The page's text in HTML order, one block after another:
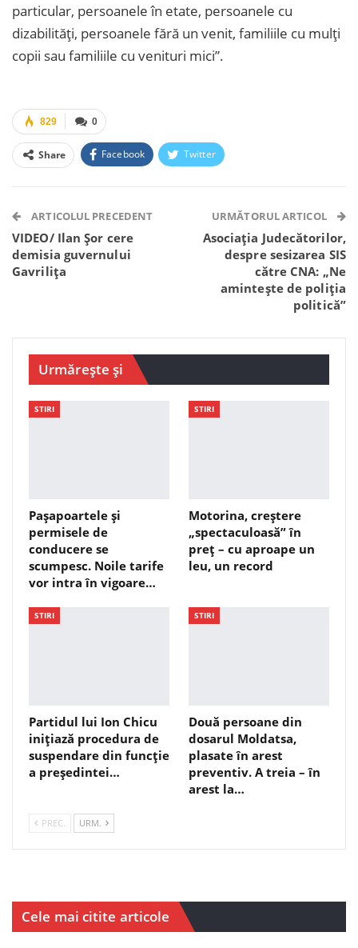
particular, persoanele în etate, persoanele cu
dizabilități, persoanele fără un venit, familiile cu mulți
copii sau familiile cu venituri mici”.
0
829
Share Facebook Twitter
Telegram WhatsApp Viber
ARTICOLUL PRECEDENT
VIDEO/ Ilan Șor cere
demisia guvernului
Gavrilița
URMĂTORUL ARTICOL
Asociația Judecătorilor,
despre sesizarea SIS
către CNA: „Ne
amintește de poliția
politică”
Urmărește și
STIRI
Pașapoartele și
permisele de
conducere se
scumpesc. Noile tarife
vor intra în vigoare…
STIRI
Motorina, creștere
„spectaculoasă” în
preț – cu aproape un
leu, un record
STIRI
Partidul lui Ion Chicu
inițiază procedura de
suspendare din funcție
a președintei…
STIRI
Două persoane din
dosarul Moldatsa,
plasate în arest
preventiv. A treia – în
arest la…
PREC. URM.
Cele mai citite articole